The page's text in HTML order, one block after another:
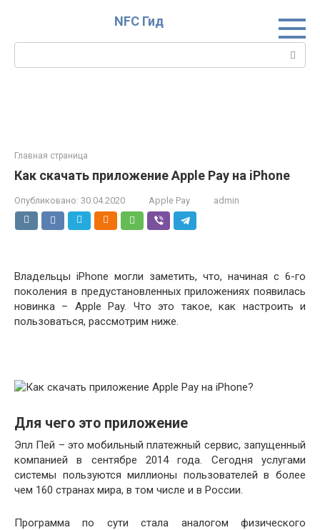
NFC Гид
Поиск:
Главная страница
Как скачать приложение Apple Pay на iPhone
Опубликовано: 30.04.2020 Apple Pay admin
Владельцы iPhone могли заметить, что, начиная с 6-го
поколения в предустановленных приложениях появилась
новинка – Apple Pay. Что это такое, как настроить и
пользоваться, рассмотрим ниже.
Для чего это приложение
Эпл Пей – это мобильный платежный сервис, запущенный
компанией в сентябре 2014 года. Сегодня услугами
системы пользуются миллионы пользователей в более
чем 160 странах мира, в том числе и в России.
Программа по сути стала аналогом физического